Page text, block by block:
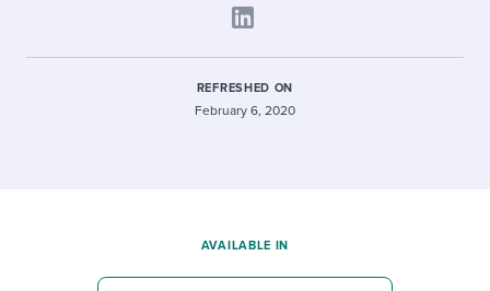
REFRESHED ON
February 6, 2020
AVAILABLE IN